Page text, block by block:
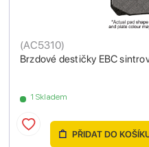
Brzdové destičky EBC
(AC5310)
1 Skladem
PŘIDAT DO